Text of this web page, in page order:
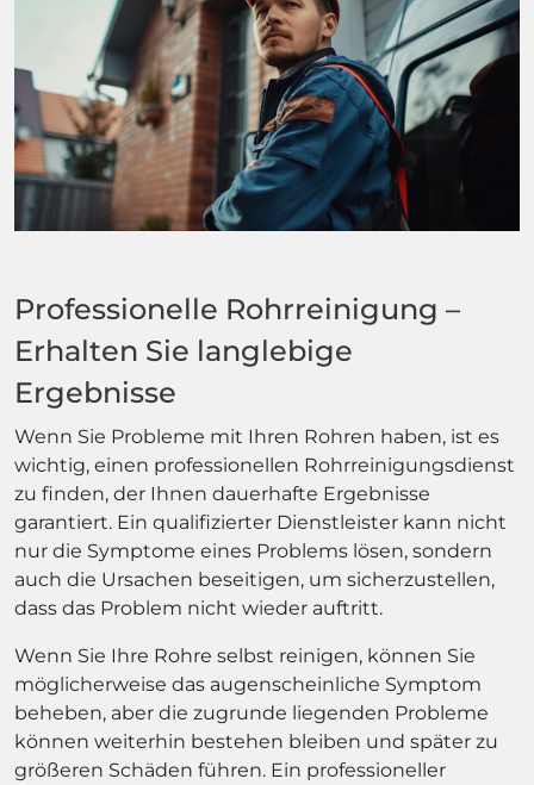
Professionelle Rohrreinigung –
Erhalten Sie langlebige
Ergebnisse
Wenn Sie Probleme mit Ihren Rohren haben, ist es
wichtig, einen professionellen Rohrreinigungsdienst
zu finden, der Ihnen dauerhafte Ergebnisse
garantiert. Ein qualifizierter Dienstleister kann nicht
nur die Symptome eines Problems lösen, sondern
auch die Ursachen beseitigen, um sicherzustellen,
dass das Problem nicht wieder auftritt.
Wenn Sie Ihre Rohre selbst reinigen, können Sie
möglicherweise das augenscheinliche Symptom
beheben, aber die zugrunde liegenden Probleme
können weiterhin bestehen bleiben und später zu
größeren Schäden führen. Ein professioneller